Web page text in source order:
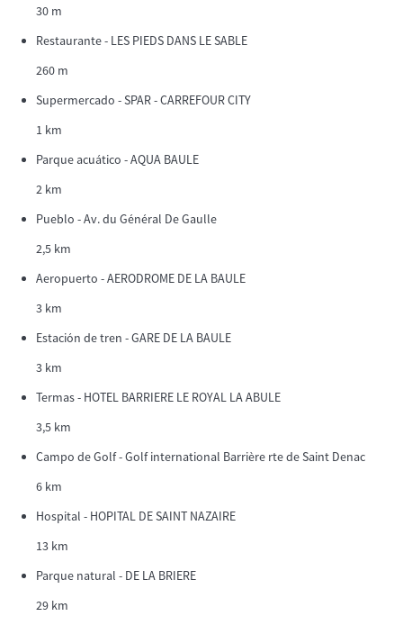
30 m
Restaurante - LES PIEDS DANS LE SABLE
260 m
Supermercado - SPAR - CARREFOUR CITY
1 km
Parque acuático - AQUA BAULE
2 km
Pueblo - Av. du Général De Gaulle
2,5 km
Aeropuerto - AERODROME DE LA BAULE
3 km
Estación de tren - GARE DE LA BAULE
3 km
Termas - HOTEL BARRIERE LE ROYAL LA ABULE
3,5 km
Campo de Golf - Golf international Barrière rte de Saint Denac
6 km
Hospital - HOPITAL DE SAINT NAZAIRE
13 km
Parque natural - DE LA BRIERE
29 km